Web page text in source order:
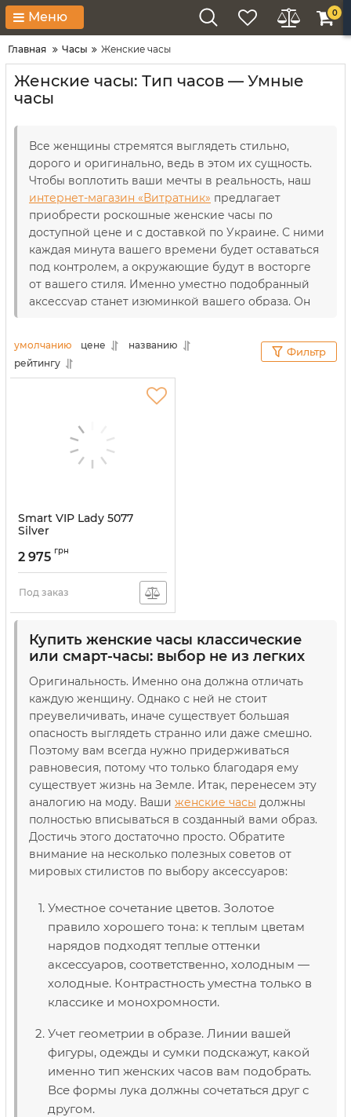
Меню 0
Главная Часы Женские часы
Женские часы: Тип часов — Умные
часы
Все женщины стремятся выглядеть стильно,
дорого и оригинально, ведь в этом их сущность.
Чтобы воплотить ваши мечты в реальность, наш
интернет-магазин «Витратник» предлагает
приобрести роскошные женские часы по
доступной цене и с доставкой по Украине. С ними
каждая минута вашего времени будет оставаться
под контролем, а окружающие будут в восторге
от вашего стиля. Именно уместно подобранный
аксессуар станет изюминкой вашего образа. Он
нашего маленького экскурса в мир моды и стиля.
умолчанию цене
названию
рейтингу
Фильтр
Smart VIP Lady 5077
Silver
2 975 грн
Под заказ
Купить женские часы классические
или смарт-часы: выбор не из легких
Оригинальность. Именно она должна отличать
каждую женщину. Однако с ней не стоит
преувеличивать, иначе существует большая
опасность выглядеть странно или даже смешно.
Поэтому вам всегда нужно придерживаться
равновесия, потому что только благодаря ему
существует жизнь на Земле. Итак, перенесем эту
аналогию на моду. Ваши женские часы должны
полностью вписываться в созданный вами образ.
Достичь этого достаточно просто. Обратите
внимание на несколько полезных советов от
мировых стилистов по выбору аксессуаров:
Уместное сочетание цветов. Золотое
правило хорошего тона: к теплым цветам
нарядов подходят теплые оттенки
аксессуаров, соответственно, холодным —
холодные. Контрастность уместна только в
классике и монохромности.
Учет геометрии в образе. Линии вашей
фигуры, одежды и сумки подскажут, какой
именно тип женских часов вам подобрать.
Все формы лука должны сочетаться друг с
другом.